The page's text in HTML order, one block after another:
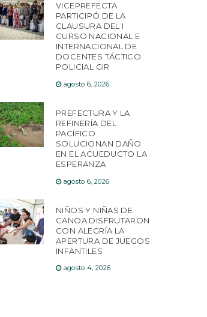
VICEPREFECTA
PARTICIPÓ DE LA
CLAUSURA DEL I
CURSO NACIONAL E
INTERNACIONAL DE
DOCENTES TÁCTICO
POLICIAL GIR
agosto 6, 2026
PREFECTURA Y LA
REFINERÍA DEL
PACÍFICO
SOLUCIONAN DAÑO
EN EL ACUEDUCTO LA
ESPERANZA
agosto 6, 2026
NIÑOS Y NIÑAS DE
CANOA DISFRUTARON
CON ALEGRÍA LA
APERTURA DE JUEGOS
INFANTILES
agosto 4, 2026